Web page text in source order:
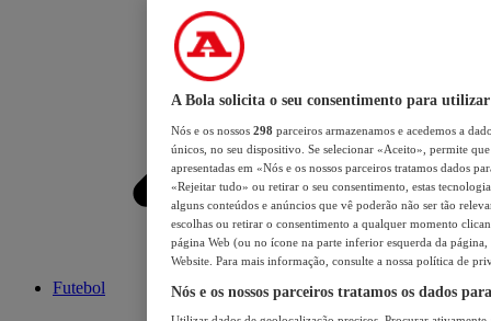
Futebol
A Bola solicita o seu consentimento para utilizar
Nós e os nossos 298 parceiros armazenamos e acedemos a
únicos, no seu dispositivo. Se selecionar «Aceito», permite
apresentadas em «Nós e os nossos parceiros tratamos dados
«Rejeitar tudo» ou retirar o seu consentimento, estas
alguns conteúdos e anúncios que vê poderão não ser tão
escolhas ou retirar o consentimento a qualquer momento
página Web (ou no ícone na parte inferior esquerda da página,
Website. Para mais informação, consulte a nossa política de
Nós e os nossos parceiros tratamos os dados